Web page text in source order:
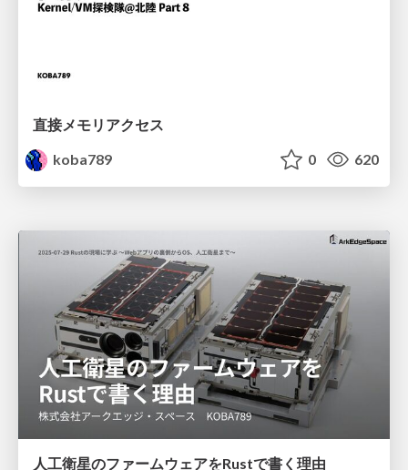
直接メモリアクセス
koba789
0 620
人工衛星のファームウェアをRustで書く理由